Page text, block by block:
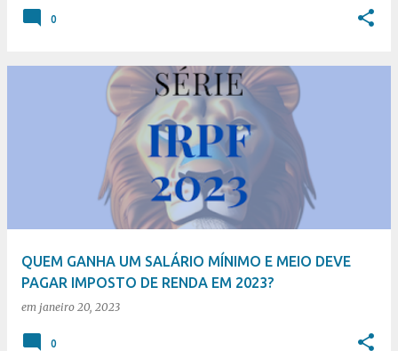
0
QUEM GANHA UM SALÁRIO MÍNIMO E MEIO DEVE
PAGAR IMPOSTO DE RENDA EM 2023?
em janeiro 20, 2023
0